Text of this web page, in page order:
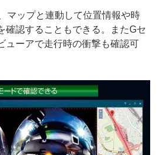
マップと連動して位置情報や時
確認することもできる。またGセ
ューアで走行時の衝撃も確認可